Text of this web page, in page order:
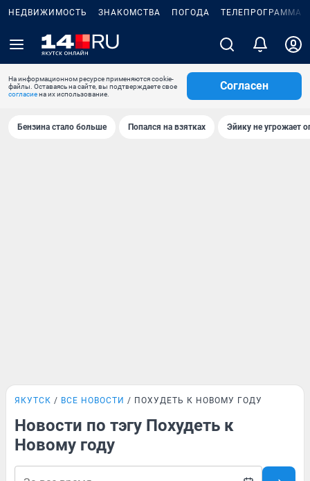
НЕДВИЖИМОСТЬ ЗНАКОМСТВА ПОГОДА ТЕЛЕПРОГРАММА
На информационном ресурсе применяются cookie-
файлы. Оставаясь на сайте, вы подтверждаете свое
согласиена их использование.
Согласен
Бензина стало больше Попался на взятках Эйику не угрожает
ЯКУТСК ВСЕ НОВОСТИ ПОХУДЕТЬ К НОВОМУ ГОДУ
Новости по тэгу Похудеть к
Новому году